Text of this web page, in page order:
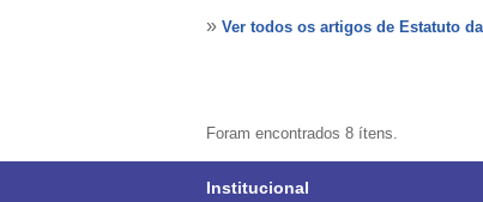
» Ver todos os artigos de Estatuto
Foram encontrados 8 ítens.
Institucional